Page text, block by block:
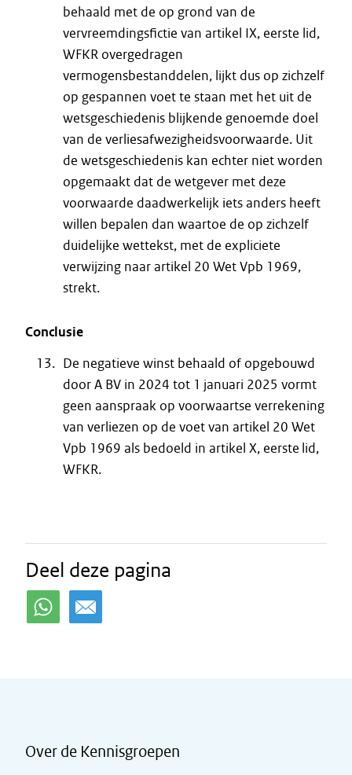
behaald met de op grond van de
vervreemdingsfictie van artikel IX, eerste lid,
WFKR overgedragen
vermogensbestanddelen, lijkt dus op zichzelf
op gespannen voet te staan met het uit de
wetsgeschiedenis blijkende genoemde doel
van de verliesafwezigheidsvoorwaarde. Uit
de wetsgeschiedenis kan echter niet worden
opgemaakt dat de wetgever met deze
voorwaarde daadwerkelijk iets anders heeft
willen bepalen dan waartoe de op zichzelf
duidelijke wettekst, met de expliciete
verwijzing naar artikel 20 Wet Vpb 1969,
strekt.
Conclusie
De negatieve winst behaald of opgebouwd
door A BV in 2024 tot 1 januari 2025 vormt
geen aanspraak op voorwaartse verrekening
van verliezen op de voet van artikel 20 Wet
Vpb 1969 als bedoeld in artikel X, eerste lid,
WFKR.
Deel deze pagina
Over de Kennisgroepen